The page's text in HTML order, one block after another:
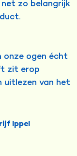
zo belangrijk
onze ogen écht
zit erop
uitlezen van het
Ippel